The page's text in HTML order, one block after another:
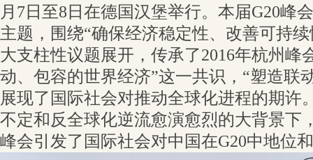
月7日至8日在德国汉堡举行。本届G20峰
主题，围绕“确保经济稳定性、改善可持
大支柱性议题展开，传承了2016年杭州峰
动、包容的世界经济”这一共识，“塑造联
展现了国际社会对推动全球化进程的期许
不定和反全球化逆流愈演愈烈的大背景下
峰会引发了国际社会对中国在G20中地位